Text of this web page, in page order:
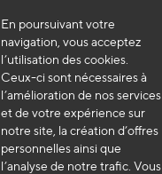
En poursuivant votre
navigation, vous acceptez
l’utilisation des cookies.
Ceux-ci sont nécessaires à
l’amélioration de nos services
et de votre expérience sur
notre site, la création d’offres
personnelles ainsi que
l’analyse de notre trafic. Vous